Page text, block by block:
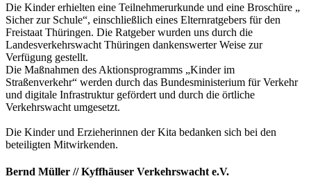
Die Kinder erhielten eine Teilnehmerurkunde und eine Broschüre „
Sicher zur Schule“, einschließlich eines Elternratgebers für den
Freistaat Thüringen. Die Ratgeber wurden uns durch die
Landesverkehrswacht Thüringen dankenswerter Weise zur
Verfügung gestellt.
Die Maßnahmen des Aktionsprogramms „Kinder im
Straßenverkehr“ werden durch das Bundesministerium für Verkehr
und digitale Infrastruktur gefördert und durch die örtliche
Verkehrswacht umgesetzt.
Die Kinder und Erzieherinnen der Kita bedanken sich bei den
beteiligten Mitwirkenden.
Bernd Müller // Kyffhäuser Verkehrswacht e.V.